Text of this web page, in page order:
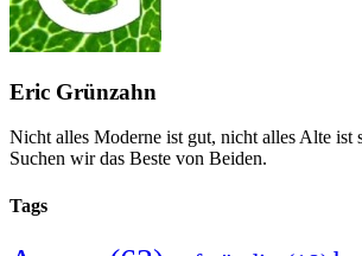
Eric Grünzahn
Nicht alles Moderne ist gut, nicht alles Alte ist
Suchen wir das Beste von Beiden.
Tags